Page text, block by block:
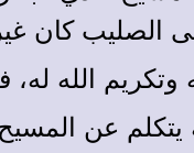
الصليب كان
الله له،
يتكلم عن